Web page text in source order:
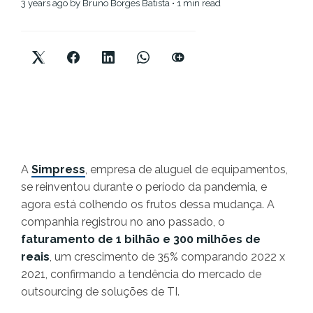
3 years ago by Bruno Borges Batista • 1 min read
A Simpress, empresa de aluguel de equipamentos,
se reinventou durante o período da pandemia, e
agora está colhendo os frutos dessa mudança. A
companhia registrou no ano passado, o
faturamento de 1 bilhão e 300 milhões de
reais, um crescimento de 35% comparando 2022 x
2021, confirmando a tendência do mercado de
outsourcing de soluções de TI.